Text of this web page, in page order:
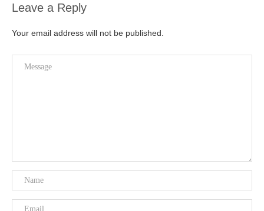
Leave a Reply
Your email address will not be published.